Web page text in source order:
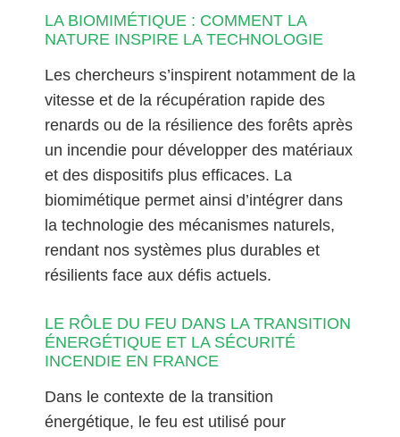
LA BIOMIMÉTIQUE : COMMENT LA
NATURE INSPIRE LA TECHNOLOGIE
Les chercheurs s’inspirent notamment de la
vitesse et de la récupération rapide des
renards ou de la résilience des forêts après
un incendie pour développer des matériaux
et des dispositifs plus efficaces. La
biomimétique permet ainsi d’intégrer dans
la technologie des mécanismes naturels,
rendant nos systèmes plus durables et
résilients face aux défis actuels.
LE RÔLE DU FEU DANS LA TRANSITION
ÉNERGÉTIQUE ET LA SÉCURITÉ
INCENDIE EN FRANCE
Dans le contexte de la transition
énergétique, le feu est utilisé pour